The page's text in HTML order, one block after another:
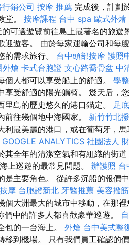
銷公司 按摩 推薦 完成後，計劃
堂。 按摩課程 台中 spa 歐式外燴
可選遊覽前往島上最著名的旅
迎遊客。 由於每家運輸公司和每
的需求旅行。 台中頭部按摩 護照
外燴 卡式台胞證 文心路喬骨盆 中
個人都可以享受船上的舒適。 學
享受舒適的陽光躺椅。 幾天后，
里島的歷史悠久的港口錨定。 足
前往幾個地中海國家。 新竹竹北
利最美麗的港口，或在葡萄牙，馬
GOOGLE ANALYTICS 社團法人
其全年的清潔空氣和有組織的街
上巡遊的最常見問題。 辦護照 台
是主要角色。 從許多沉船的報價
摩 台胞證新北 牙醫推薦 美容撥筋
個大洲最大的城市中移動，在那
們中的許多人都喜歡豪華巡遊。
包的一台海上。 外燴 台中美式整
移到機場。 只有我們員工確認的